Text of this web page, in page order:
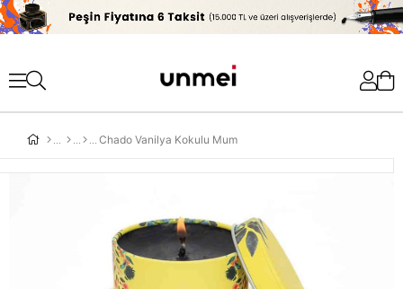
'
Chado Vanilya Kokulu Mum